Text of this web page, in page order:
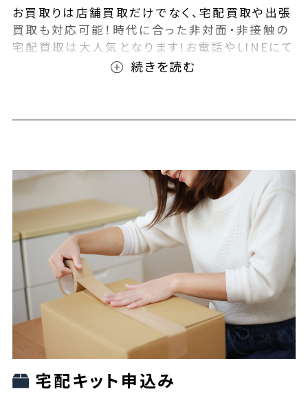
お買取りは店舗買取だけでなく、宅配買取や出張
買取も対応可能！時代に合った非対面・非接触の
宅配買取は大人気となります!お電話やLINEにて
事前査定が可能となっております！また無料の宅
宅配キット申込み